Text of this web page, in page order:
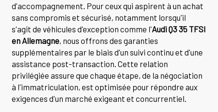
d'accompagnement. Pour ceux qui aspirent à un achat
sans compromis et sécurisé, notamment lorsqu'il
s'agit de véhicules d'exception comme l'Audi Q3 35 TFSI
en Allemagne, nous offrons des garanties
supplémentaires par le biais d'un suivi continu et d'une
assistance post-transaction. Cette relation
privilégiée assure que chaque étape, de la négociation
à l'immatriculation, est optimisée pour répondre aux
exigences d'un marché exigeant et concurrentiel.